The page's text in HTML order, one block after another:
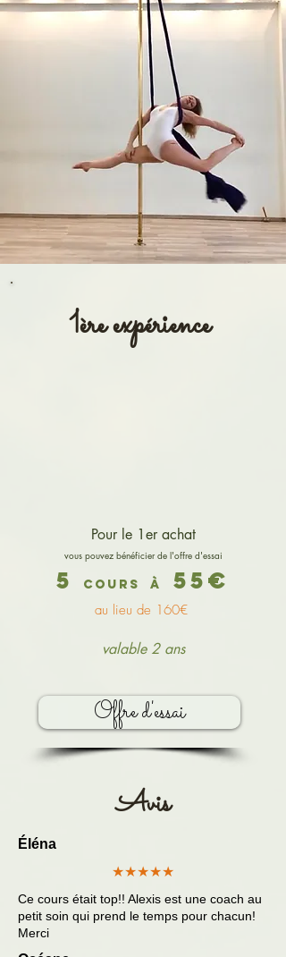
1ère expérience
Pour le 1er achat
vous pouvez bénéficier de l'offre d'essai
5 cours à 55€
au lieu de 160€
valable 2 ans
Offre d'essai
Avis
Éléna
★★★★★
Ce cours était top!! Alexis est une coach au
petit soin qui prend le temps pour chacun!
Merci